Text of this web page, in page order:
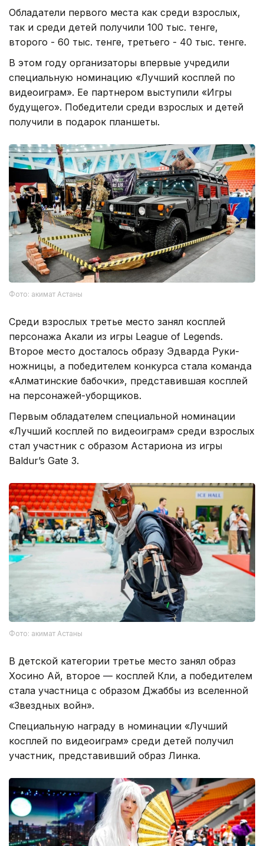
Обладатели первого места как среди взрослых,
так и среди детей получили 100 тыс. тенге,
второго - 60 тыс. тенге, третьего - 40 тыс. тенге.
В этом году организаторы впервые учредили
специальную номинацию «Лучший косплей по
видеоиграм». Ее партнером выступили «Игры
будущего». Победители среди взрослых и детей
получили в подарок планшеты.
Фото: акимат Астаны
Среди взрослых третье место занял косплей
персонажа Акали из игры League of Legends.
Второе место досталось образу Эдварда Руки-
ножницы, а победителем конкурса стала команда
«Алматинские бабочки», представившая косплей
на персонажей-уборщиков.
Первым обладателем специальной номинации
«Лучший косплей по видеоиграм» среди взрослых
стал участник с образом Астариона из игры
Baldur’s Gate 3.
Фото: акимат Астаны
В детской категории третье место занял образ
Хосино Ай, второе — косплей Кли, а победителем
стала участница с образом Джаббы из вселенной
«Звездных войн».
Специальную награду в номинации «Лучший
косплей по видеоиграм» среди детей получил
участник, представивший образ Линка.